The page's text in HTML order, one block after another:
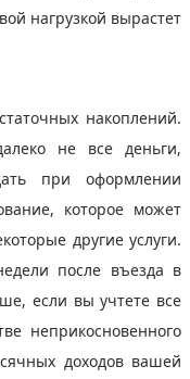
нагрузкой вырастет
накоплений.
не все деньги,
при оформлении
которое может
другие услуги.
после въезда в
если вы учтете все
неприкосновенного
доходов вашей